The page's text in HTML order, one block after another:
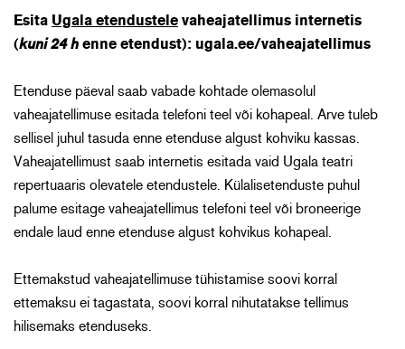
Esita Ugala etendustele vaheajatellimus internetis
(kuni 24 h enne etendust): ugala.ee/vaheajatellimus
Etenduse päeval saab vabade kohtade olemasolul
vaheajatellimuse esitada telefoni teel või kohapeal. Arve tuleb
sellisel juhul tasuda enne etenduse algust kohviku kassas.
Vaheajatellimust saab internetis esitada vaid Ugala teatri
repertuaaris olevatele etendustele. Külalisetenduste puhul
palume esitage vaheajatellimus telefoni teel või broneerige
endale laud enne etenduse algust kohvikus kohapeal.
Ettemakstud vaheajatellimuse tühistamise soovi korral
ettemaksu ei tagastata, soovi korral nihutatakse tellimus
hilisemaks etenduseks.